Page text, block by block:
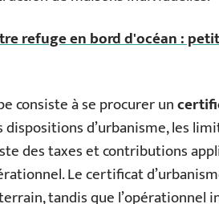
refuge en bord d'océan :
consiste à se procurer un
dispositions d’urbanisme, les
des taxes et contributions
Le certificat
tandis que l’opérationnel